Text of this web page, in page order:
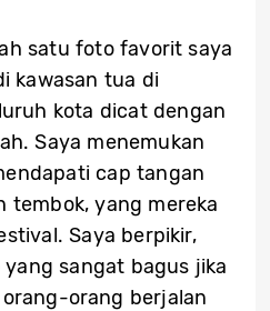
satu foto favorit saya
kawasan tua di
kota dicat dengan
Saya menemukan
cap tangan
tembok, yang mereka
Saya berpikir,
sangat bagus jika
orang berjalan